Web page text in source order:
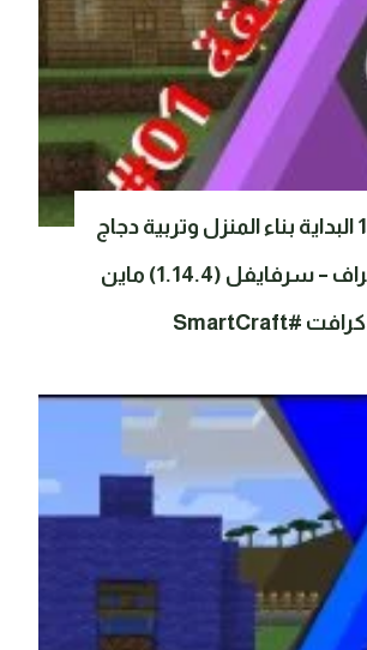
الحلقة #1 البداية بناء المنزل وتربية دجاج
وبقر وخراف – سرفايفل (1.14.4) ماين
كرافت #SmartCraft